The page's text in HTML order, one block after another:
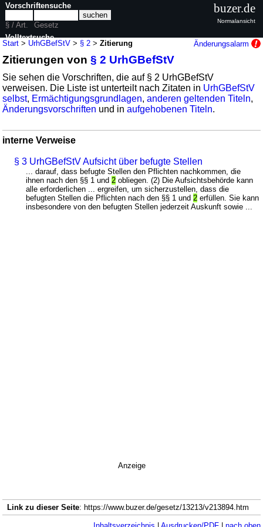
Start > UrhGBefStV > § 2 >Zitierung Änderungsalarm
Zitierungen von§ 2 UrhGBefStV
Sie sehen die Vorschriften, die auf § 2 UrhGBefStV
verweisen. Die Liste ist unterteilt nach Zitaten in UrhGBefStV
selbst, Ermächtigungsgrundlagen,anderen geltenden Titeln,
Änderungsvorschriften und inaufgehobenen Titeln.
interne Verweise
§ 3 UrhGBefStV Aufsicht über befugte Stellen
... darauf, dass befugte Stellen den Pflichten nachkommen, die
ihnen nach den §§ 1 und 2 obliegen. (2) Die Aufsichtsbehörde kann
alle erforderlichen ... ergreifen, um sicherzustellen, dass die
befugten Stellen die Pflichten nach den §§ 1 und 2 erfüllen. Sie kann
insbesondere von den befugten Stellen jederzeit Auskunft sowie ...
Vorschriftensuche
§ / Art.
Gesetz
Volltextsuche
nur in UrhGBefStV
buzer.de
Normalansicht
Anzeige
Link zu dieser Seite: https://www.buzer.de/gesetz/13213/v213894.htm